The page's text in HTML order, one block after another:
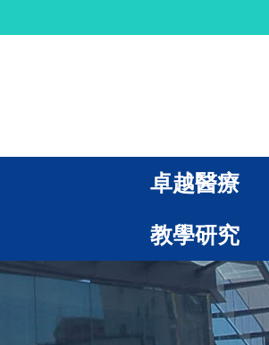
卓越醫療
教學研究